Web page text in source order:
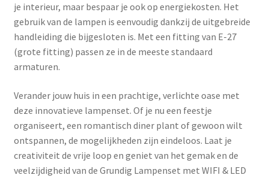
je interieur, maar bespaar je ook op energiekosten. Het
gebruik van de lampen is eenvoudig dankzij de uitgebreide
handleiding die bijgesloten is. Met een fitting van E-27
(grote fitting) passen ze in de meeste standaard
armaturen.
Verander jouw huis in een prachtige, verlichte oase met
deze innovatieve lampenset. Of je nu een feestje
organiseert, een romantisch diner plant of gewoon wilt
ontspannen, de mogelijkheden zijn eindeloos. Laat je
creativiteit de vrije loop en geniet van het gemak en de
veelzijdigheid van de Grundig Lampenset met WIFI & LED